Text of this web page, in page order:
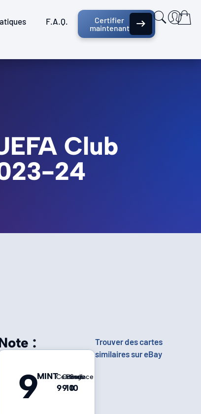
F.A.Q.
Certifier
maintenant
Club
24
:
9MINTCentrage
9
Coins
9
Bords
10
Surface
10
Trouver des cartes
similaires sur eBay